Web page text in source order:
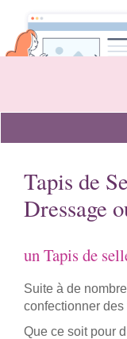
Création &
Contacter Fée d'Aiguille
Tapis de
Dressage
un Tapis de
Suite à de
confectionner
Que ce soit pour